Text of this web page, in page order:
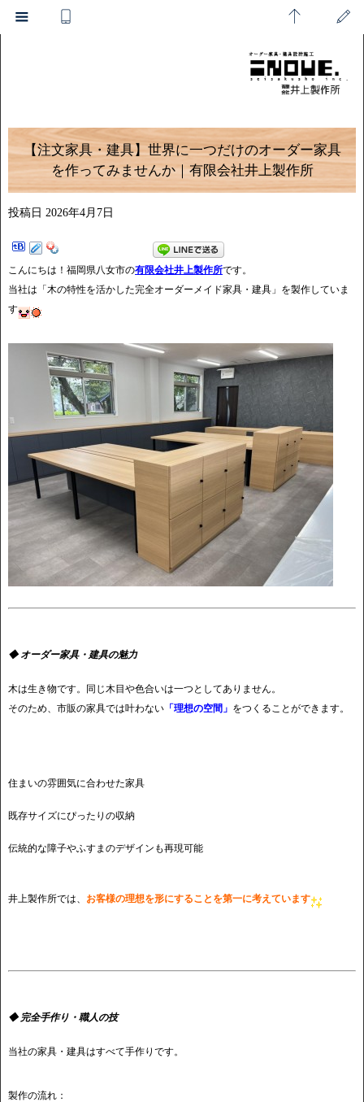
【注文家具・建具】世界に一つだけのオーダー家具
を作ってみませんか｜有限会社井上製作所
投稿日 2026年4月7日
こんにちは！福岡県八女市の有限会社井上製作所です。
当社は「木の特性を活かした完全オーダーメイド家具・建具」を製作していま
す
◆ オーダー家具・建具の魅力
木は生き物です。同じ木目や色合いは一つとしてありません。
そのため、市販の家具では叶わない 「理想の空間」 をつくることができます。
住まいの雰囲気に合わせた家具
既存サイズにぴったりの収納
伝統的な障子やふすまのデザインも再現可能
井上製作所では、 お客様の理想を形にすることを第一に考えています
◆ 完全手作り・職人の技
当社の家具・建具はすべて手作りです。
製作の流れ：